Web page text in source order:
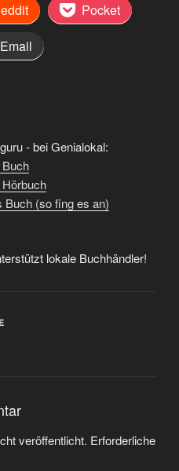
Pocket
Email
- bei Genialokal:
Buch (so fing es an)
lokale Buchhändler!
veröffentlicht. Erforderliche